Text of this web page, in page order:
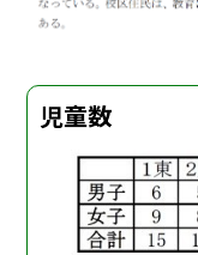
児童数